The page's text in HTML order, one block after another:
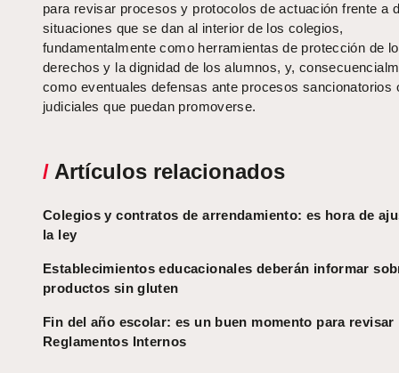
para revisar procesos y protocolos de actuación frente a
situaciones que se dan al interior de los colegios,
fundamentalmente como herramientas de protección de
derechos y la dignidad de los alumnos, y,
como eventuales defensas ante procesos sancionatorios
judiciales que puedan promoverse.
/ Artículos relacionados
Colegios y contratos de arrendamiento: es hora de
la ley
Establecimientos educacionales deberán informar
productos sin gluten
Fin del año escolar: es un buen momento para revisar
Reglamentos Internos